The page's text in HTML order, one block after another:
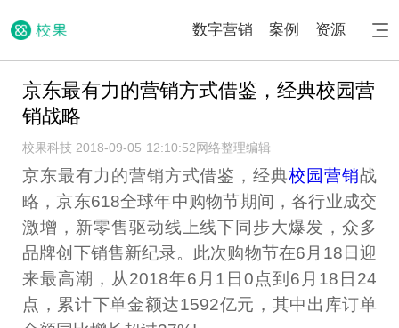
数字营销 案例 资源
京东最有力的营销方式借鉴，经典校园营
销战略
校果科技 2018-09-05 12:10:52网络整理编辑
京东最有力的营销方式借鉴，经典校园营销战
略，京东618全球年中购物节期间，各行业成交
激增，新零售驱动线上线下同步大爆发，众多
品牌创下销售新纪录。此次购物节在6月18日迎
来最高潮，从2018年6月1日0点到6月18日24
点，累计下单金额达1592亿元，其中出库订单